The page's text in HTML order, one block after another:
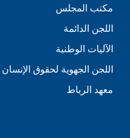
مكتب المجلس
اللجن الدائمة
الآليات الوطنية
اللجن الجهوية لحقوق الإنسان
معهد الرباط